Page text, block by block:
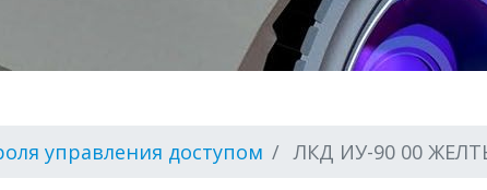
управления доступом ЛКД ИУ-90 00